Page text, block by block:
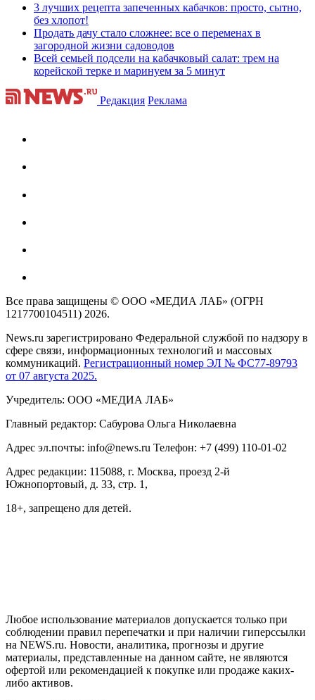
3 лучших рецепта запеченных кабачков: просто, сытно,
без хлопот!
Продать дачу стало сложнее: все о переменах в
загородной жизни садоводов
Всей семьей подсели на кабачковый салат: трем на
корейской терке и маринуем за 5 минут
Редакция Реклама
Все права защищены © ООО «МЕДИА ЛАБ» (ОГРН
1217700104511) 2026.
News.ru зарегистрировано Федеральной службой по надзору в
сфере связи, информационных технологий и массовых
коммуникаций. Регистрационный номер ЭЛ № ФС77-89793
от 07 августа 2025.
Учредитель: ООО «МЕДИА ЛАБ»
Главный редактор: Сабурова Ольга Николаевна
Адрес эл.почты: info@news.ru Телефон: +7 (499) 110-01-02
Адрес редакции: 115088, г. Москва, проезд 2-й
Южнопортовый, д. 33, стр. 1,
18+, запрещено для детей.
Любое использование материалов допускается только при
соблюдении правил перепечатки и при наличии гиперссылки
на NEWS.ru. Новости, аналитика, прогнозы и другие
материалы, представленные на данном сайте, не являются
офертой или рекомендацией к покупке или продаже каких-
либо активов.